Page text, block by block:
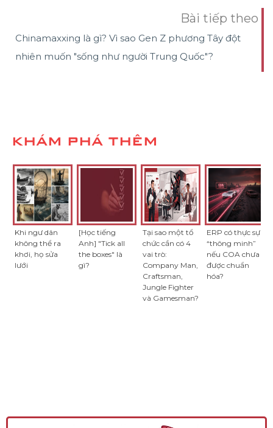
Bài tiếp theo
Chinamaxxing là gì? Vì sao Gen Z phương Tây đột
nhiên muốn "sống như người Trung Quốc"?
KHÁM PHÁ THÊM
Khi ngư dân
không thể ra
khơi, họ sửa
lưới
[Học tiếng
Anh] "Tick all
the boxes" là
gì?
Tại sao một tổ
chức cần có 4
vai trò:
Company Man,
Craftsman,
Jungle Fighter
và Gamesman?
ERP có thực sự
“thông minh”
nếu COA chưa
được chuẩn
hóa?